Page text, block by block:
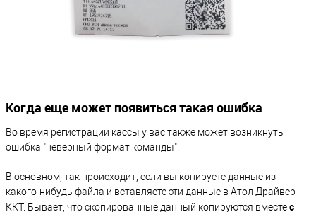
Когда еще может появиться такая ошибка
Во время регистрации кассы у вас также может возникнуть
ошибка "неверный формат команды".
В основном, так происходит, если вы копируете данные из
какого-нибудь файла и вставляете эти данные в Атол Драйвер
ККТ. Бывает, что скопированные данный копируются вместес